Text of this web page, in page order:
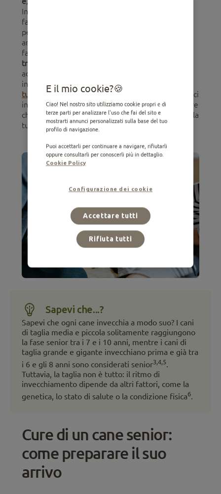
Inoltre, il suo temperamento è già definito, il che
facilita trovare un cane che si adatti
perfettamente a te e al tuo stile di vita. I cani
anziani possono essere una buona scelta per
famiglie che richiedono
tranquilli
adottare un cane senior e godere del suo amore
incondizionato. Una volta che il cane
tua casae all'ambiente, potrete essere molto felici
insieme. Vedrai che adottarlo sarà un atto d'amore
che cambierà non solo la vita del cane, ma anche la
tua.
Sapevi che...?
Sapevi che ogni cane invecchia a modo suo? I cani
di taglia media e piccola solitamente raggiungono
la fase senior tra i 7 e i 10 anni, mentre i cani di
taglia grande e gigante invecchiano prima e già tra
i 6 e gli 8 anni sono considerati senior3,4,5.
Tuttavia, la taglia non è tutto: il ritmo di
invecchiamento dipende da altri fattori, come la
genetica, lo stato di salute o la condizione fisica6.
Cure di un cane senior:
come preparare il suo
arrivo
E il mio cookie?
Ciao! Nel nostro sito utilizziamo cookie propri e di
terze parti per analizzare l'uso che fai del sito e
mostrarti annunci personalizzati sulla base del tuo
profilo di navigazione.
Puoi accettarli per continuare a navigare, rifiutarli
oppure consultarli per conoscerli più in dettaglio.
Cookie Policy
Configurazione dei cookie
Rifiuta tutti
Accettare tutti